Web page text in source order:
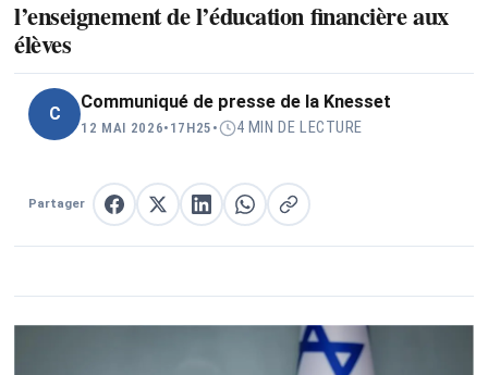
l’enseignement de l’éducation financière aux
élèves
C
Communiqué de presse de la Knesset
12 MAI 2026• 17H25 • 4 MIN DE LECTURE
Partager Partager sur Facebook
Partager sur XPartager sur LinkedIn
Partager sur WhatsApp
Copier le lien